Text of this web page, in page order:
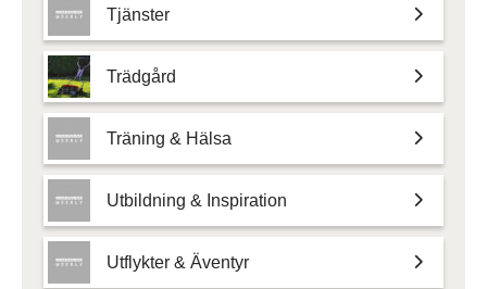
Tjänster
Trädgård
Träning & Hälsa
Utbildning & Inspiration
Utflykter & Äventyr